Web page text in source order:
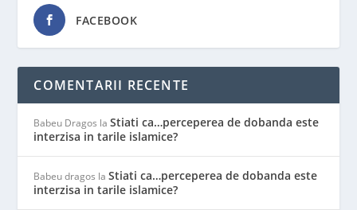
FACEBOOK
COMENTARII RECENTE
Babeu Dragos laStiati ca…perceperea de dobanda este
interzisa in tarile islamice?
Babeu dragos laStiati ca…perceperea de dobanda este
interzisa in tarile islamice?